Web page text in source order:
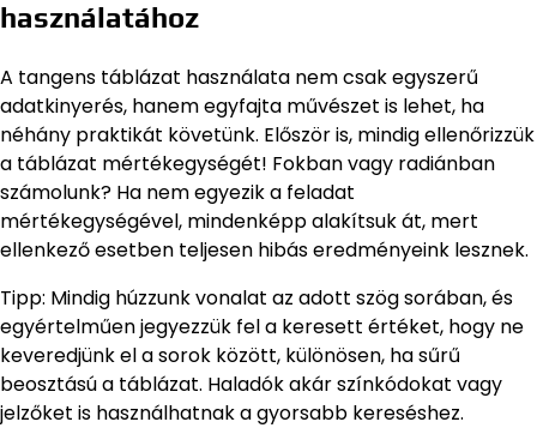
használatához
A tangens táblázat használata nem csak egyszerű
adatkinyerés, hanem egyfajta művészet is lehet, ha
néhány praktikát követünk. Először is, mindig ellenőrizzük
a táblázat mértékegységét! Fokban vagy radiánban
számolunk? Ha nem egyezik a feladat
mértékegységével, mindenképp alakítsuk át, mert
ellenkező esetben teljesen hibás eredményeink lesznek.
Tipp: Mindig húzzunk vonalat az adott szög sorában, és
egyértelműen jegyezzük fel a keresett értéket, hogy ne
keveredjünk el a sorok között, különösen, ha sűrű
beosztású a táblázat. Haladók akár színkódokat vagy
jelzőket is használhatnak a gyorsabb kereséshez.